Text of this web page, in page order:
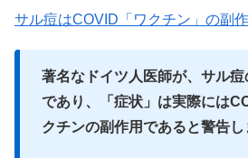
サル痘はCOVID「ワクチン」の副
著名なドイツ人医師が、サル
であり、「症状」は実際には
クチンの副作用であると警告し